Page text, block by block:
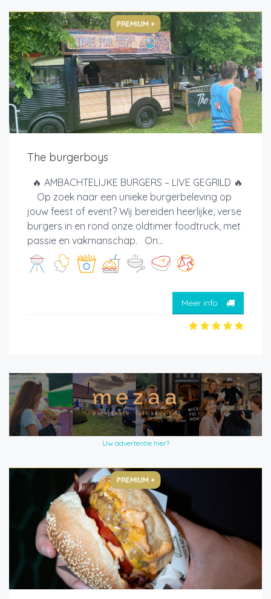
PREMIUM +
The burgerboys
🔥 AMBACHTELIJKE BURGERS – LIVE GEGRILD 🔥
Op zoek naar een unieke burgerbeleving op
jouw feest of event? Wij bereiden heerlijke, verse
burgers in en rond onze oldtimer foodtruck, met
passie en vakmanschap. On...
Meer info
Uw advertentie hier?
PREMIUM +